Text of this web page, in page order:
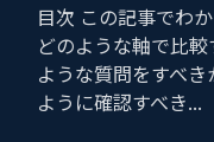
目次 この記事でわ
どのような軸で比
ような質問をすべ
ように確認すべき...